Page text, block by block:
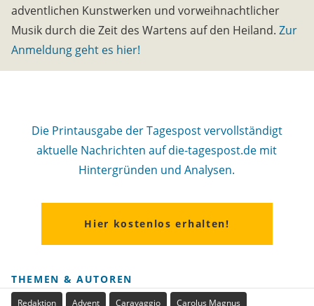
adventlichen Kunstwerken und vorweihnachtlicher
Musik durch die Zeit des Wartens auf den Heiland. Zur
Anmeldung geht es hier!
Die Printausgabe der Tagespost vervollständigt
aktuelle Nachrichten auf die-tagespost.de mit
Hintergründen und Analysen.
Hier kostenlos erhalten!
THEMEN & AUTOREN
Redaktion Advent Caravaggio Carolus Magnus